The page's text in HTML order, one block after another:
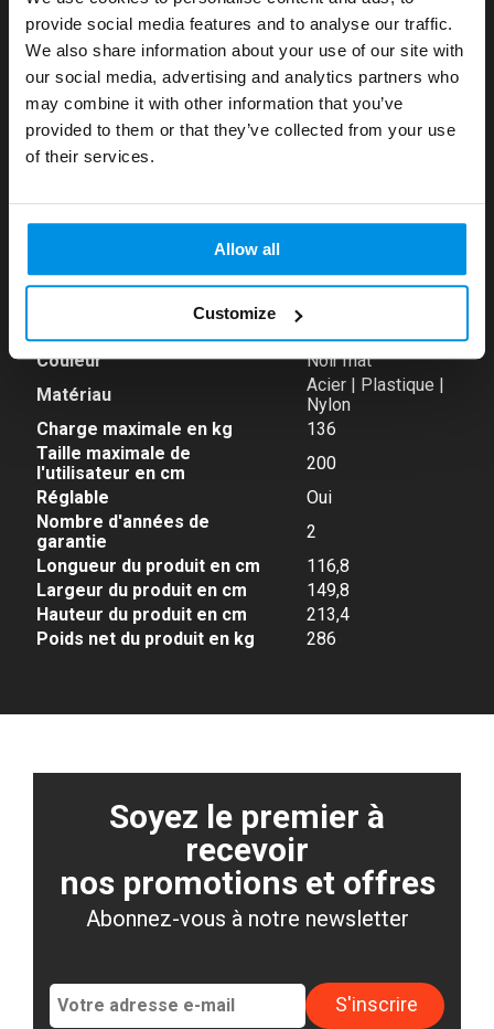
provide social media features and to analyse our traffic.
We also share information about your use of our site with
our social media, advertising and analytics partners who
may combine it with other information that you’ve
provided to them or that they’ve collected from your use
of their services.
Allow all
Customize
rapprocher d'un mode de vie plus sain.
Garantie:
- Usage domestique : 2 ans
- Usage semi-professionnel : Non applicable
- Usage professionnel : Non applicable
Spécifications
Type d'utilisation
Usage domestique
Poids de la pile de poids en
kg
Couleur
Noir mat
Matériau
Acier | Plastique |
Nylon
Charge maximale en kg
136
Taille maximale de
l'utilisateur en cm
200
Réglable
Oui
Nombre d'années de
garantie
2
Longueur du produit en cm
116,8
Largeur du produit en cm
149,8
Hauteur du produit en cm
213,4
Poids net du produit en kg
286
Soyez le premier à
recevoir
nos promotions et offres
Abonnez-vous à notre newsletter
S'inscrire
Faites de bonnes affaires en août!
Profitez de super offres sur lesréfrigérateurs,
machines à laver, appareils de fitness, wellness,
TV & audio, etc. Depuis 100 ans, votre spécialiste
en qualité et service. Pour le